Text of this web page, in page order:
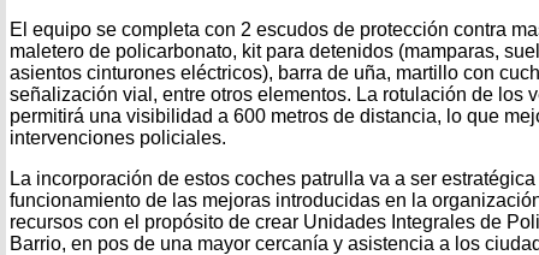
El equipo se completa con 2 escudos de protección contra
maletero de policarbonato, kit para detenidos (mamparas,
asientos cinturones eléctricos), barra de uña, martillo con
señalización vial, entre otros elementos. La rotulación de los
permitirá una visibilidad a 600 metros de distancia, lo que
intervenciones policiales.
La incorporación de estos coches patrulla va a ser
funcionamiento de las mejoras introducidas en la
recursos con el propósito de crear Unidades Integrales de
Barrio, en pos de una mayor cercanía y asistencia a los